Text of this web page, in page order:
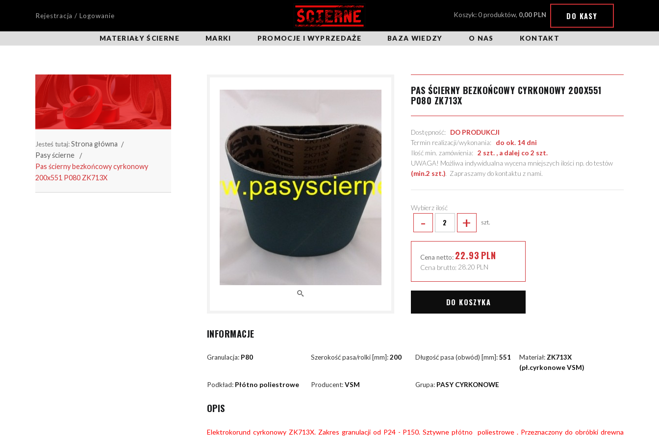
Rejestracja / Logowanie Koszyk: 0 produktów, 0,00 PLN DO KASY
MATERIAŁY ŚCIERNE MARKI PROMOCJE I WYPRZEDAŻE BAZA WIEDZY O NAS KONTAKT
Jesteś tutaj:Strona główna
Pasy ścierne
Pas ścierny bezkońcowy cyrkonowy
200x551 P080 ZK713X
PAS ŚCIERNY BEZKOŃCOWY CYRKONOWY 200X551
P080 ZK713X
Dostępność: DO PRODUKCJI
Termin realizacji/wykonania: do ok. 14 dni
Ilość min. zamówienia:2 szt. , a dalej co 2 szt.
UWAGA! Możliwa indywidualna wycena mniejszych ilości np. do testów
(min.2 szt.). Zapraszamy do kontaktu z nami.
Wybierz ilość
- + szt.
Cena netto: 22.93 PLN
Cena brutto: 28.20 PLN
DO KOSZYKA
INFORMACJE
Granulacja: P80 Szerokość pasa/rolki [mm]:200 Długość pasa (obwód) [mm]:551 Materiał:ZK713X
(pł.cyrkonowe VSM)
Podkład: Płótno poliestrowe Producent:VSM Grupa: PASY CYRKONOWE
OPIS
Elektrokorund cyrkonowy ZK713X. Zakres granulacji od P24 - P150. Sztywne płótno poliestrowe . Przeznaczony do obróbki drewna